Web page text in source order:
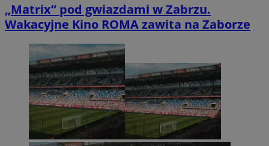
„Matrix” pod gwiazdami w Zabrzu.
Wakacyjne Kino ROMA zawita na Zaborze